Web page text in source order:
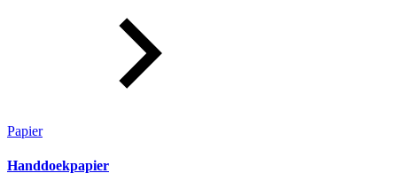
Papier
Handdoekpapier